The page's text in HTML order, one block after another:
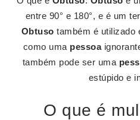
entre 90° e 180°, e é um
Obtuso também é utilizado
como uma pessoa
também pode ser uma
estúpido e
O que é